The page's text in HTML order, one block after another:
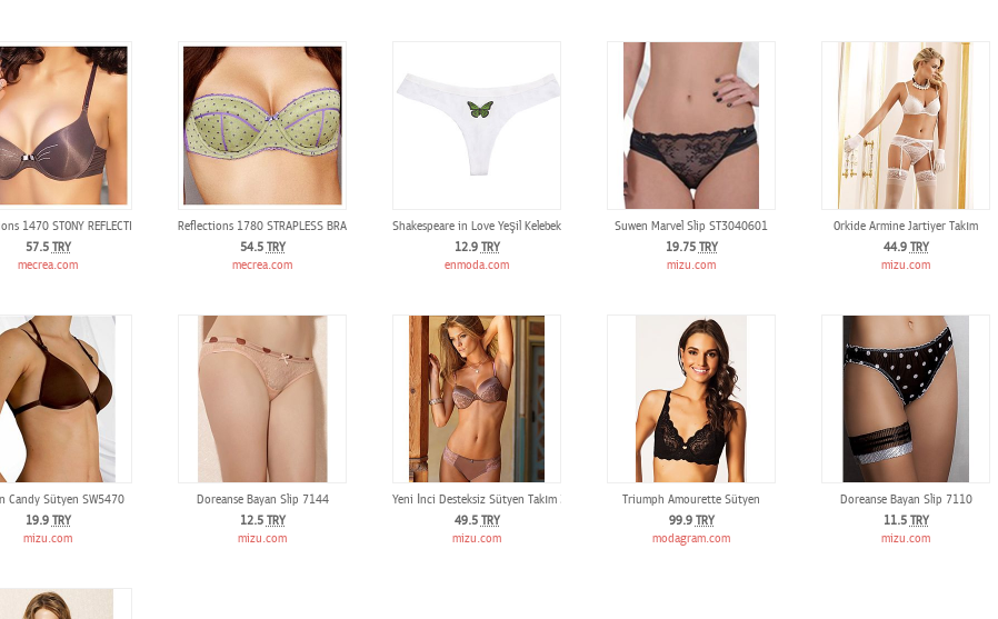
1470 STONY REFLECTIONS PUSH-UP BRA
57.5 TRY
mecrea.com
Reflections 1780 STRAPLESS BRA
54.5 TRY
mecrea.com
Shakespeare in Love Yeşil Kelebekli Beyaz G-String
12.9 TRY
enmoda.com
Suwen Marvel Slip ST3040601
19.75 TRY
mizu.com
Orkide Armine Jartiyer Takım
44.9 TRY
mizu.com
Candy Sütyen SW5470
19.9 TRY
mizu.com
Doreanse Bayan Slip 7144
12.5 TRY
mizu.com
Yeni İnci Desteksiz Sütyen Takım 3500
49.5 TRY
mizu.com
Triumph Amourette Sütyen
99.9 TRY
modagram.com
Doreanse Bayan Slip 7110
11.5 TRY
mizu.com